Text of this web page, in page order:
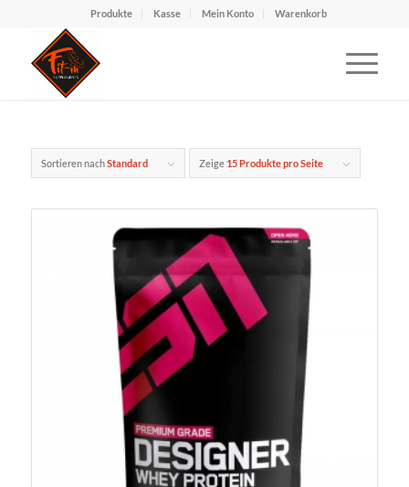
Produkte Kasse Mein Konto Warenkorb
Sortieren nachStandard Zeige 15 Produkte pro Seite